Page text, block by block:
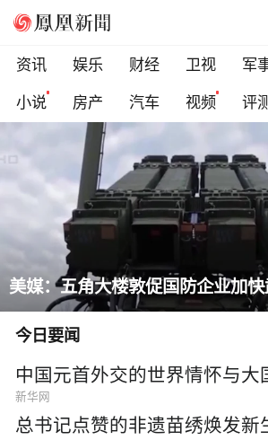
资讯 娱乐 财经 卫视 军
小说
房产 汽车 视频 评
一条隐蔽精干、长期潜伏的道路
今日要闻
中国元首外交的世界情怀与大
新华网
总书记点赞的非遗苗绣焕发新